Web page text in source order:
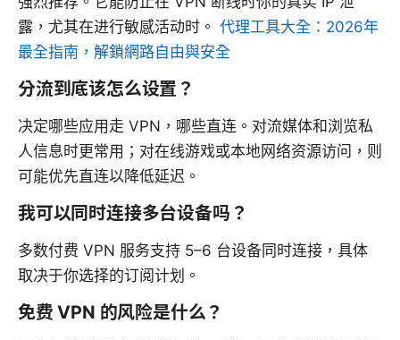
露，尤其在进行敏感活动时。 代理工具大全：2026年
最全指南，解鎖網路自由與安全
分流到底该怎么设置？
决定哪些应用走 VPN，哪些直连。对流媒体和浏览私
人信息时更常用；对在线游戏或本地网络资源访问，则
可能优先直连以降低延迟。
我可以同时连接多台设备吗？
多数付费 VPN 服务支持 5–6 台设备同时连接，具体
取决于你选择的订阅计划。
免费 VPN 的风险是什么？